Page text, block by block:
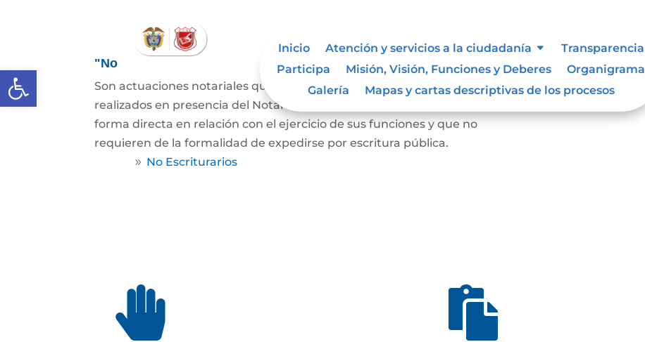
Abrir barra de herramientas
Inicio Atención y servicios a la ciudadanía
Transparencia
Participa
Misión, Visión, Funciones y Deberes
Organigrama
Galería
Mapas y cartas descriptivas de los procesos
"No
Son actuaciones notariales que contienen, hechos y declaraciones
realizados en presencia del Notario, perceptible por los sentidos de
forma directa en relación con el ejercicio de sus funciones y que no
requieren de la formalidad de expedirse por escritura pública.
9 No Escriturarios
 